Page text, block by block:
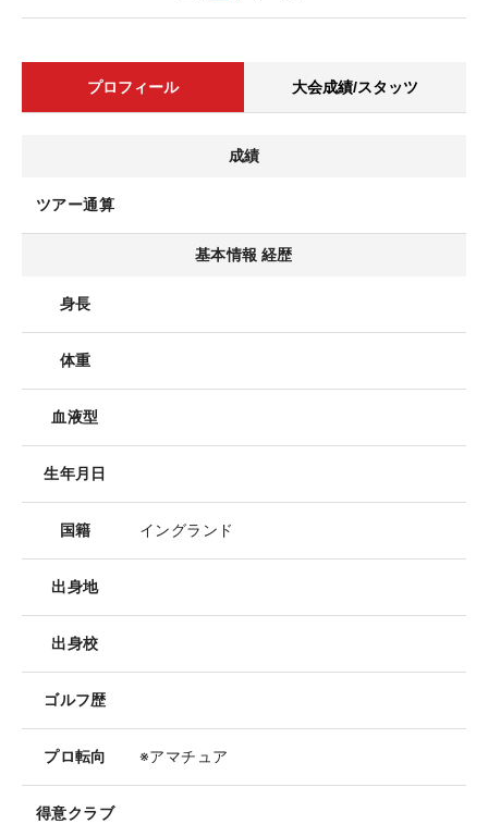
プロフィール 大会成績/スタッツ
成績
ツアー通算
基本情報 経歴
身長
体重
血液型
生年月日
国籍 イングランド
出身地
出身校
ゴルフ歴
プロ転向 ※アマチュア
得意クラブ